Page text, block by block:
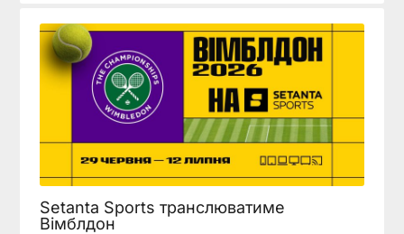
Setanta Sports транслюватиме
Вімблдон